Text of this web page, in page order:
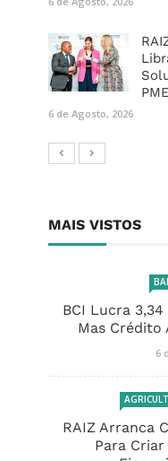
PME
6 de Agosto, 2026
MAIS VISTOS
BCI Lucra
Mas Crédito
6
RAIZ Arranca
Para